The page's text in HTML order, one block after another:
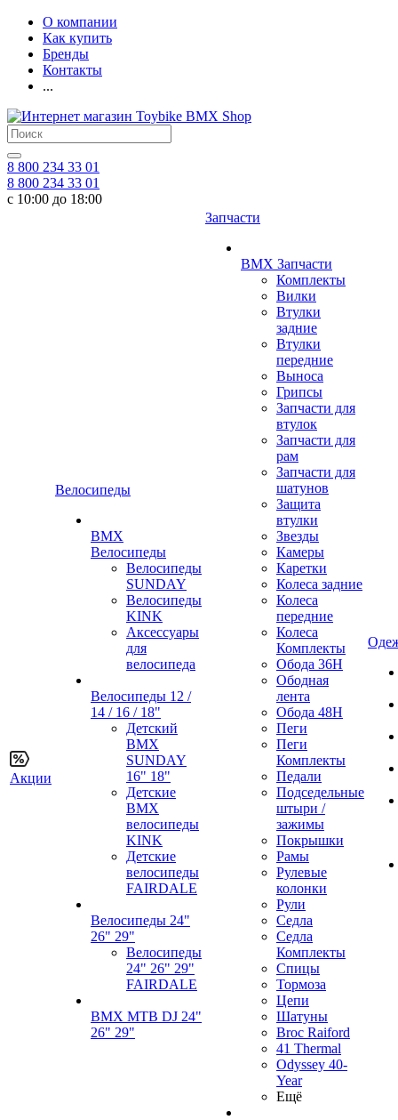
О компании
Как купить
Бренды
Контакты
...
8 800 234 33 01
8 800 234 33 01
с 10:00 до 18:00
Акции
Велосипеды
BMX
Велосипеды
Велосипеды
SUNDAY
Велосипеды
KINK
Аксессуары
для
велосипеда
Велосипеды 12 /
14 / 16 / 18"
Детский
BMX
SUNDAY
16" 18"
Детские
BMX
велосипеды
KINK
Детские
велосипеды
FAIRDALE
Велосипеды 24"
26" 29"
Велосипеды
24" 26" 29"
FAIRDALE
BMX MTB DJ 24"
26" 29"
Запчасти
BMX Запчасти
Комплекты
Вилки
Втулки
задние
Втулки
передние
Выноса
Грипсы
Запчасти для
втулок
Запчасти для
рам
Запчасти для
шатунов
Защита
втулки
Звезды
Камеры
Каретки
Колеса задние
Колеса
передние
Колеса
Комплекты
Обода 36H
Ободная
лента
Обода 48H
Пеги
Пеги
Комплекты
Педали
Подседельные
штыри /
зажимы
Покрышки
Рамы
Рулевые
колонки
Рули
Седла
Седла
Комплекты
Спицы
Тормоза
Цепи
Шатуны
Broc Raiford
41 Thermal
Odyssey 40-
Year
Ещё